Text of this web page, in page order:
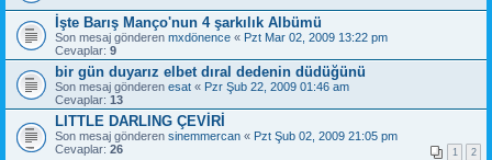
İşte Barış Manço'nun 4 şarkılık Albümü
Son mesaj gönderen mxdönence « Pzt Mar 02, 2009 13:22 pm
Cevaplar: 9
bir gün duyarız elbet dıral dedenin düdüğünü
Son mesaj gönderen esat « Pzr Şub 22, 2009 01:46 am
Cevaplar: 13
LITTLE DARLING ÇEVİRİ
Son mesaj gönderen sinemmercan « Pzt Şub 02, 2009 21:05 pm
Cevaplar: 26 1 2